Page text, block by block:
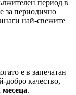
период в
за периодично
най-свежите
е в запечатан
добро качество,
месеца.